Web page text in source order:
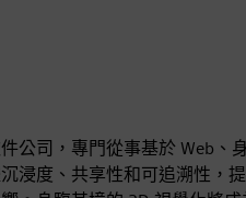
公司，專門從事基於 Web
浸度、共享性和可追溯性，